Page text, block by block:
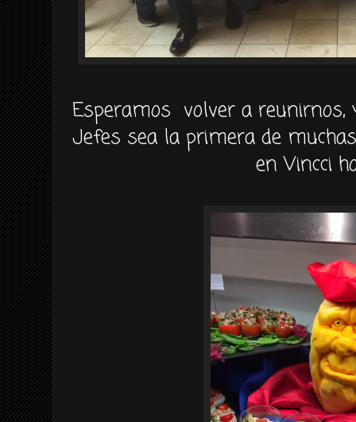
Esperamos volver a reunirnos,
Jefes sea la primera de
en Vincci